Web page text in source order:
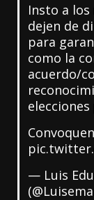
Insto a
dejen de
para
como la
acuerdo/
— Luis